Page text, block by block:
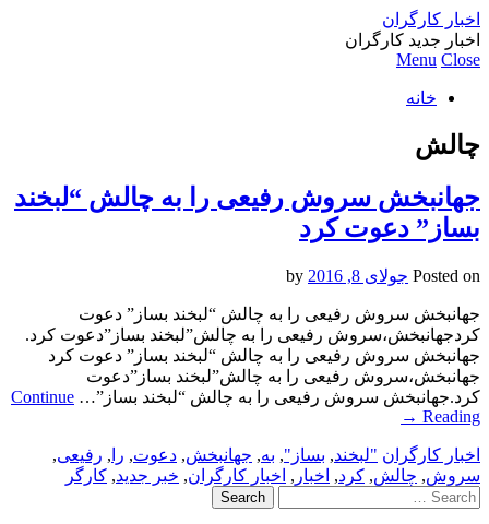
اخبار کارگران
اخبار جدید کارگران
Menu Close
خانه
چالش
جهانبخش سروش رفیعی را به چالش “لبخند
بساز” دعوت کرد
Posted on جولای 8, 2016
جهانبخش سروش رفیعی را به چالش “لبخند بساز” دعوت
کردجهانبخش،سروش رفیعی را به چالش”لبخند بساز”دعوت کرد.
جهانبخش سروش رفیعی را به چالش “لبخند بساز” دعوت کرد
جهانبخش،سروش رفیعی را به چالش”لبخند بساز”دعوت
کرد.جهانبخش سروش رفیعی را به چالش “لبخند بساز”… Continue
Reading
→
اخبار کارگران "لبخند, بساز", به, جهانبخش, دعوت, را , رفیعی,
سروش, چالش, کرد, اخبار , اخبار کارگران, خبر جدید, کارگر
Search
for: